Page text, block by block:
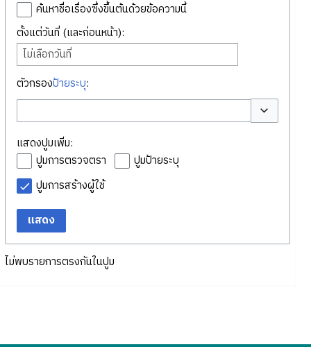
ค้นหาชื่อเรื่องซึ่งขึ้นต้นด้วยข้อความนี้
ตั้งแต่วันที่ (และก่อนหน้า):
ไม่เลือกวันที่
ตัวกรองป้ายระบุ:
สลับตัวเลือก
แสดงปูมเพิ่ม:
ปูมการตรวจตรา
ปูมป้ายระบุ
ปูมการสร้างผู้ใช้
แสดง
ไม่พบรายการตรงกันในปูม